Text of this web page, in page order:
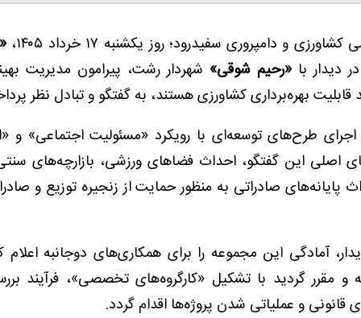
و دامپروری سفیدرود؛ روز یکشنبه ۱۷ خرداد ۱۴۰۵،
دیدار با «رحیم شوقی» شهردار رشت، پیرامون مدیریت
بهره‌برداری کشاورزی هستند، به گفتگو و تبادل نظر
طرح‌های توسعه‌ای با رویکرد «مسئولیت اجتماعی» و
اصلی این گفتگو، احداث فضاهای ورزشی، بازارچه‌های
صادراتی به منظور حمایت از زنجیره توزیع و
آمادگی این مجموعه را برای همکاری‌های دوجانبه اعلام
و مقرر گردید با تشکیل «کارگروه‌های تخصصی»، فرآیند
و عملیاتی شدن پروژه‌ها اقدام گردد.